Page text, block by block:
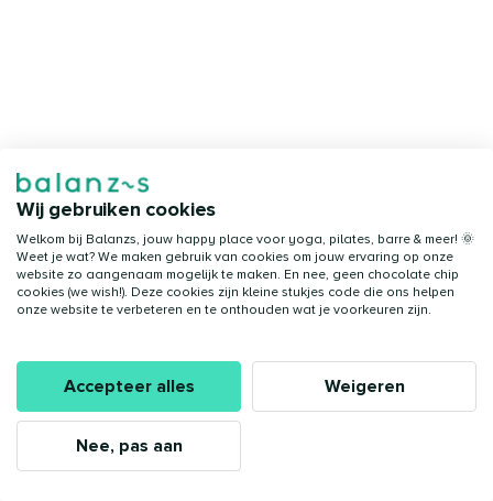
Wij gebruiken cookies
Welkom bij Balanzs, jouw happy place voor yoga, pilates, barre & meer! 🌞
Weet je wat? We maken gebruik van cookies om jouw ervaring op onze
website zo aangenaam mogelijk te maken. En nee, geen chocolate chip
cookies (we wish!). Deze cookies zijn kleine stukjes code die ons helpen
onze website te verbeteren en te onthouden wat je voorkeuren zijn.
Accepteer alles Weigeren
Nee, pas aan